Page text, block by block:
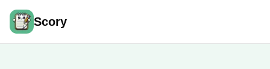
Scory